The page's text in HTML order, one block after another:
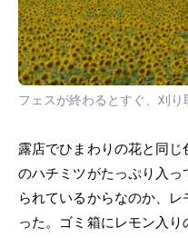
フェスが終わるとすぐ、刈り
露店でひまわりの花と同
のハチミツがたっぷり入
られているからなのか、
った。ゴミ箱にレモン入